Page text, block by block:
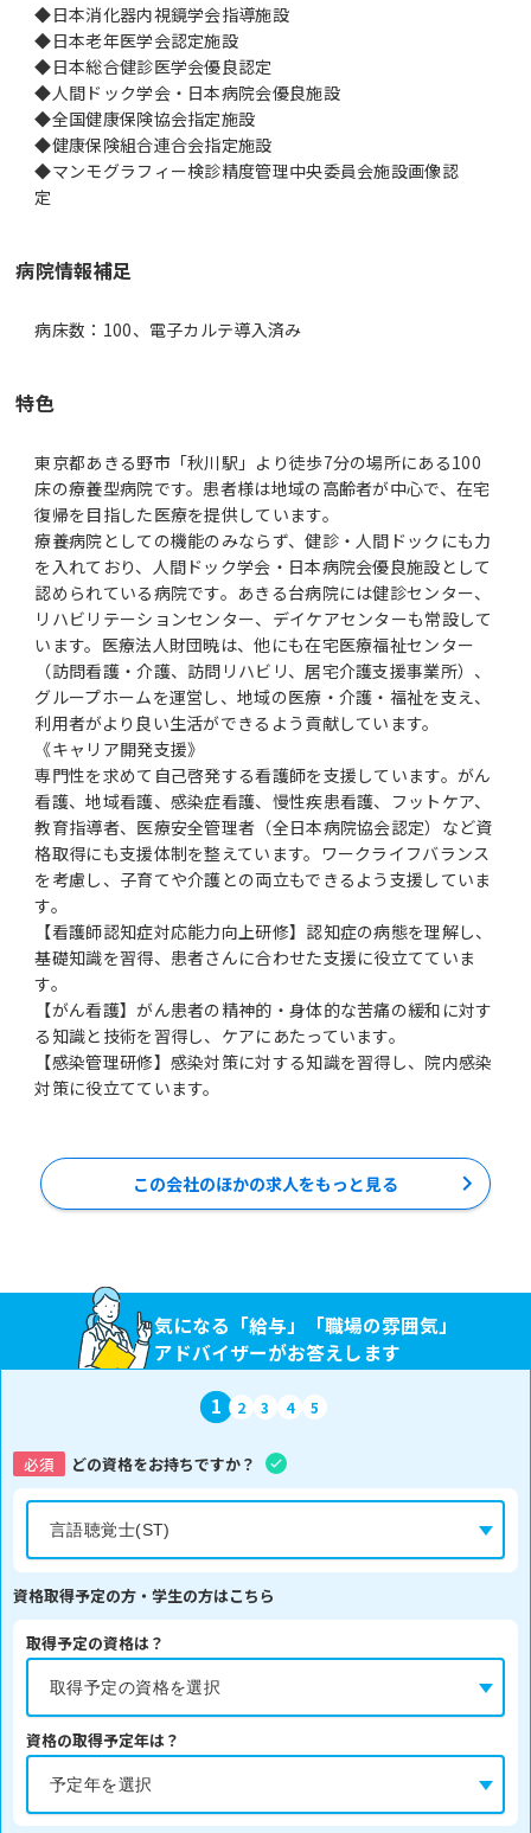
◆日本消化器内視鏡学会指導施設
◆日本老年医学会認定施設
◆日本総合健診医学会優良認定
◆人間ドック学会・日本病院会優良施設
◆全国健康保険協会指定施設
◆健康保険組合連合会指定施設
◆マンモグラフィー検診精度管理中央委員会施設画像認
定
病院情報補足
病床数：100、電子カルテ導入済み
特色
東京都あきる野市「秋川駅」より徒歩7分の場所にある100
床の療養型病院です。患者様は地域の高齢者が中心で、在宅
復帰を目指した医療を提供しています。
療養病院としての機能のみならず、健診・人間ドックにも力
を入れており、人間ドック学会・日本病院会優良施設として
認められている病院です。あきる台病院には健診センター、
リハビリテーションセンター、デイケアセンターも常設して
います。医療法人財団暁は、他にも在宅医療福祉センター
（訪問看護・介護、訪問リハビリ、居宅介護支援事業所）、
グループホームを運営し、地域の医療・介護・福祉を支え、
利用者がより良い生活ができるよう貢献しています。
《キャリア開発支援》
専門性を求めて自己啓発する看護師を支援しています。がん
看護、地域看護、感染症看護、慢性疾患看護、フットケア、
教育指導者、医療安全管理者（全日本病院協会認定）など資
格取得にも支援体制を整えています。ワークライフバランス
を考慮し、子育てや介護との両立もできるよう支援していま
す。
【看護師認知症対応能力向上研修】認知症の病態を理解し、
基礎知識を習得、患者さんに合わせた支援に役立てていま
す。
【がん看護】がん患者の精神的・身体的な苦痛の緩和に対す
る知識と技術を習得し、ケアにあたっています。
【感染管理研修】感染対策に対する知識を習得し、院内感染
対策に役立てています。
この会社のほかの求人をもっと見る
気になる「給与」「職場の雰囲気」
アドバイザーがお答えします
1 2 3 4 5
必須 どの資格をお持ちですか？
資格取得予定の方・学生の方はこちら
取得予定の資格は？
資格の取得予定年は？